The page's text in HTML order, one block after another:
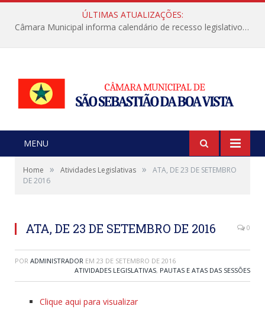
ÚLTIMAS ATUALIZAÇÕES:
Câmara Municipal informa calendário de recesso legislativo de julho
MENU
Home » Atividades Legislativas »
ATA, DE 23 DE SETEMBRO
DE 2016
ATA, DE 23 DE SETEMBRO DE 2016 0
POR ADMINISTRADOR EM 23 DE SETEMBRO DE 2016
ATIVIDADES LEGISLATIVAS, PAUTAS E ATAS DAS SESSÕES
Clique aqui para visualizar